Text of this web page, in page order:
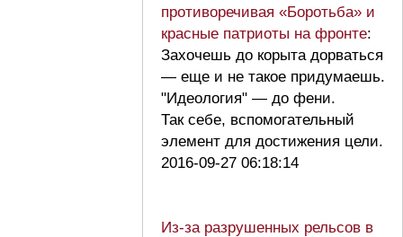
противоречивая «Боротьба» и
красные патриоты на фронте:
Захочешь до корыта дорваться
— еще и не такое придумаешь.
"Идеология" — до фени.
Так себе, вспомогательный
элемент для достижения цели.
2016-09-27 06:18:14
Из-за разрушенных рельсов в